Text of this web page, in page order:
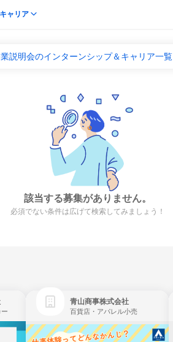
キャリア
説明会のインターンシップ＆キャリア一覧
該当する募集がありません。
必須でない条件は広げて検索してみましょう！
青山商事株式会社
百貨店・アパレル小売